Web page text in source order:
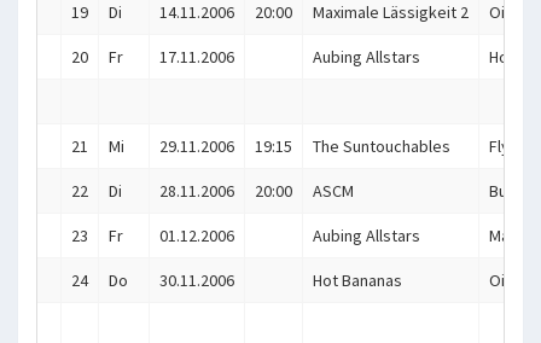
19 Di 14.11.2006 20:00 Maximale Lässigkeit 2 Oiszua
20 Fr 17.11.2006 Aubing Allstars Hot
21 Mi 29.11.2006 19:15 The Suntouchables Flying
22 Di 28.11.2006 20:00 ASCM
23 Fr 01.12.2006 Aubing Allstars
24 Do 30.11.2006 Hot Bananas Oiszua